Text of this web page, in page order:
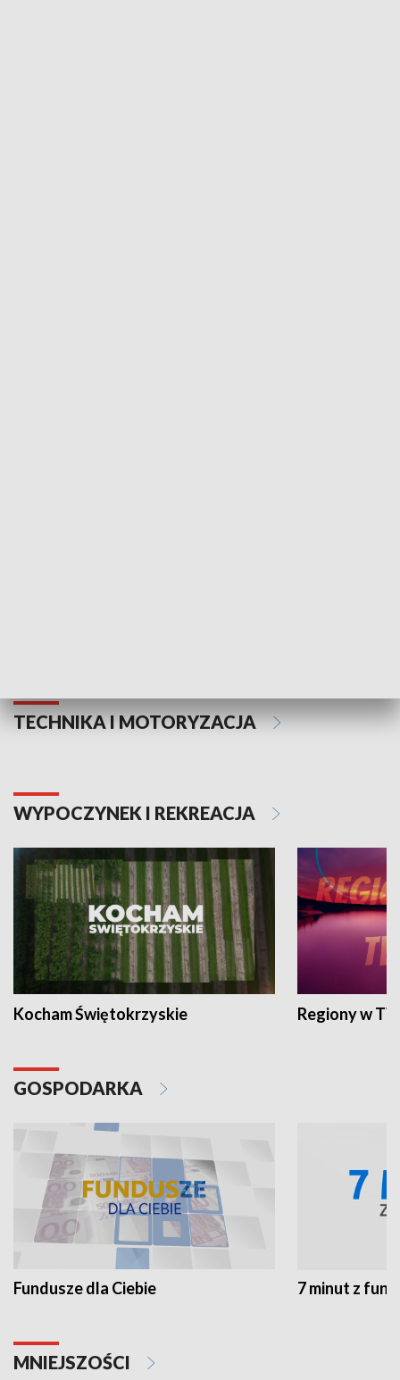
TECHNIKA I MOTORYZACJA
WYPOCZYNEK I REKREACJA
Kocham Świętokrzyskie Regiony w
GOSPODARKA
Fundusze dla Ciebie 7 minut z
MNIEJSZOŚCI